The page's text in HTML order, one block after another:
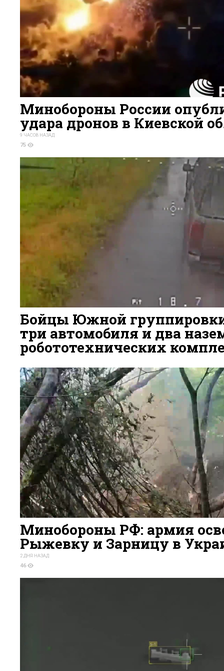
Минобороны России
удара дронов в Киевской
9 ЧАСОВ НАЗАД
75
Бойцы Южной
три автомобиля и два
робототехнических
63
Минобороны РФ: армия
Рыжевку и Зарницу в
2 ДНЯ НАЗАД
46